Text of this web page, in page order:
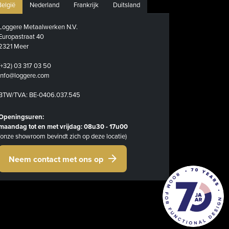
Nederland Frankrijk Duitsland
Metaalwerken N.V.
40
Meer
03 317 03 50
TVA: BE-0406.037.545
tot en met vrijdag: 08u30 - 17u00
showroom bevindt zich op deze locatie)
Neem contact met ons op